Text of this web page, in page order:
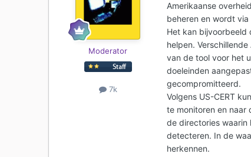
Moderator
7k
Amerikaanse
beheren en wordt
Het kan bijvoorbeeld
helpen.
van de tool voor het
doeleinden
gecompromitteerd.
Volgens US-CERT
te monitoren en
de directories waarin
detecteren. In de
herkennen.